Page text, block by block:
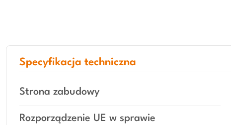
Specyfikacja techniczna
Strona zabudowy
Rozporządzenie UE w sprawie